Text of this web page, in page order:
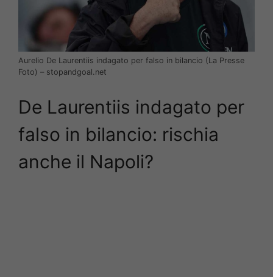
Aurelio De Laurentiis indagato per falso in bilancio (La Presse
Foto) – stopandgoal.net
De Laurentiis indagato per
falso in bilancio: rischia
anche il Napoli?